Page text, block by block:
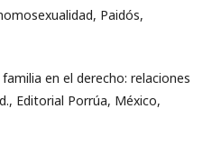
Paidós,
en el derecho: relaciones
Editorial Porrúa, México,